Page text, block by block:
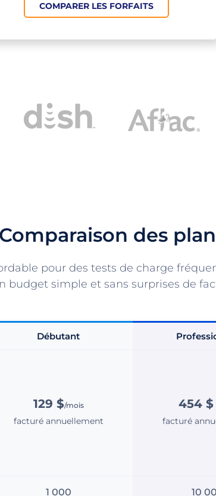
COMPARER LES FORFAITS
Comparaison des
pour des tests de charge
budget simple et sans surprises de
Débutant
129 $/mois
facturé annuellement
454 $
facturé
1 000 10